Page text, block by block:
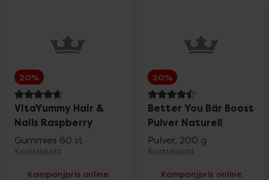
20%
4.8 av 5 i omdöme
VitaYummy Hair &
Nails Raspberry
Gummies 60 st
Kosttillskott
Kampanjpris online
20%
4.5 av 5 i omdöme
Better You Bär Boost
Pulver Naturell
Pulver, 200 g
Kosttillskott
Kampanjpris online